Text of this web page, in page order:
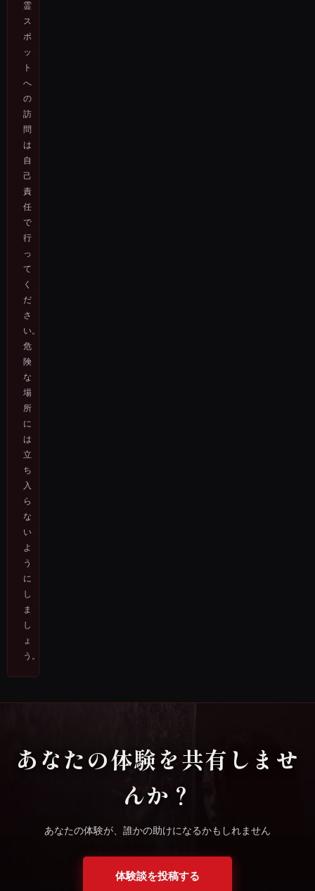
霊
ス
ポ
ッ
ト
へ
の
訪
問
は
自
己
責
任
で
行
っ
て
く
だ
さ
い。
危
険
な
場
所
に
は
立
ち
入
ら
な
い
よ
う
に
し
ま
し
ょ
う。
あなたの体験を共有しませ
んか？
あなたの体験が、誰かの助けになるかもしれません
体験談を投稿する